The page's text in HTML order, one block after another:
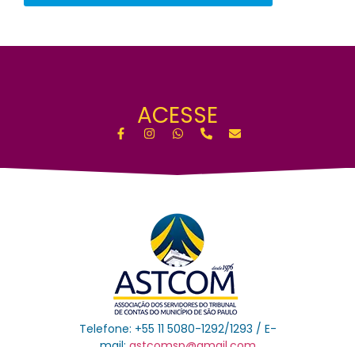
ACESSE
Telefone: +55 11 5080-1292/1293 / E-